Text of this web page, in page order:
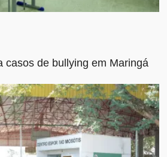
casos de bullying em Maringá